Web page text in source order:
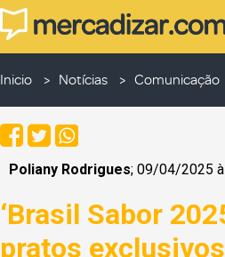
Inicio Notícias Comunicação
Poliany Rodrigues; 09/04/2025
‘Brasil Sabor
pratos